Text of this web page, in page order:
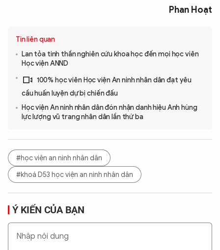
Phan Hoạt
Tin liên quan
Lan tỏa tinh thần nghiên cứu khoa học đến mọi học viên
Học viện ANND
100% học viên Học viện An ninh nhân dân đạt yêu
cầu huấn luyện dự bị chiến đấu
Học viện An ninh nhân dân đón nhận danh hiệu Anh hùng
lực lượng vũ trang nhân dân lần thứ ba
#học viện an ninh nhân dân
#khoá D53 học viện an ninh nhân dân
Ý KIẾN CỦA BẠN